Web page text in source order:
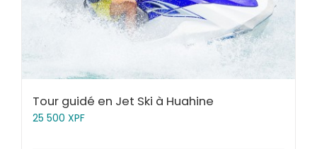
Tour guidé en Jet Ski à Huahine
25 500 XPF